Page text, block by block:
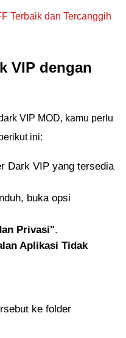
Terbaik dan Tercanggih
VIP dengan
VIP MOD, kamu perlu
ini:
Dark VIP yang tersedia
buka opsi
Privasi".
Aplikasi Tidak
ke folder